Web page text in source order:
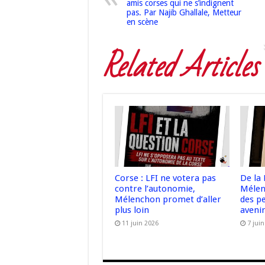
amis corses qui ne s’indignent
pas. Par Najib Ghallale, Metteur
en scène
Related Articles
Corse : LFI ne votera pas
contre l’autonomie,
Mélenchon promet d’aller
plus loin
11 juin 2026
De la
des
avenir
7